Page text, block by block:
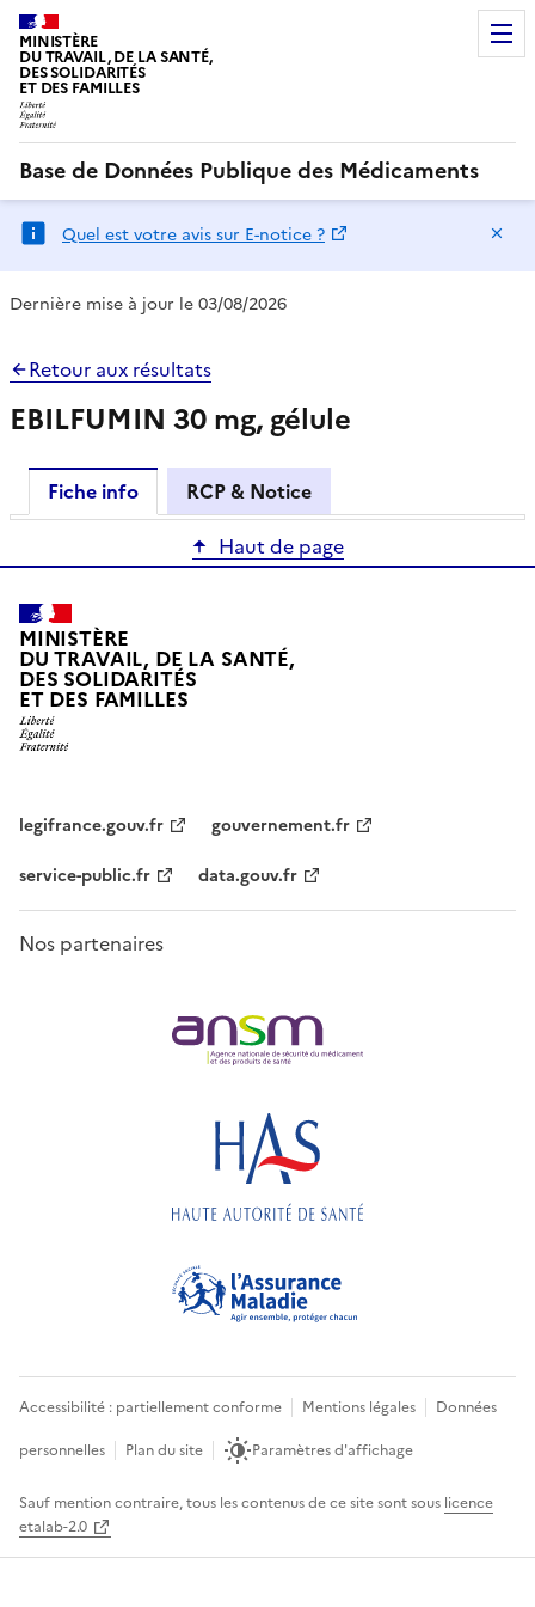
MINISTÈRE
DU TRAVAIL, DE LA SANTÉ,
DES SOLIDARITÉS
ET DES FAMILLES
Base de Données Publique des Médicaments
Quel est votre avis sur E-notice ?
Dernière mise à jour le 03/08/2026
Retour aux résultats
EBILFUMIN 30 mg, gélule
Fiche info
RCP & Notice
Haut de page
MINISTÈRE
DU TRAVAIL, DE LA SANTÉ,
DES SOLIDARITÉS
ET DES FAMILLES
legifrance.gouv.fr
gouvernement.fr
service-public.fr
data.gouv.fr
Nos partenaires
Accessibilité : partiellement conforme Mentions légales
Données
personnelles
Plan du site Paramètres d'affichage
Sauf mention contraire, tous les contenus de ce site sont sous licence
etalab-2.0